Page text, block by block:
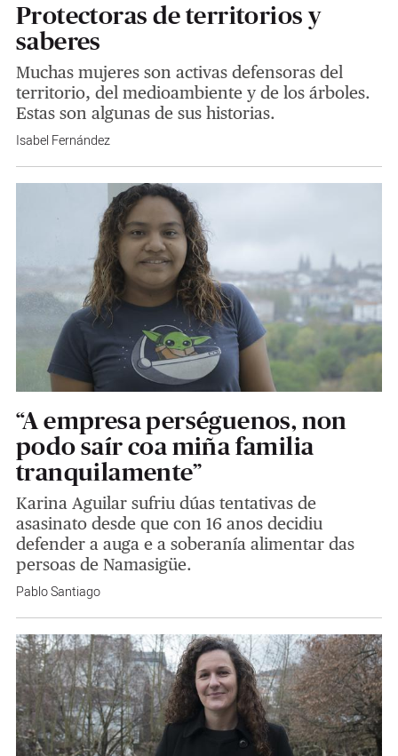
Protectoras de territorios y
saberes
Muchas mujeres son activas defensoras del
territorio, del medioambiente y de los árboles.
Estas son algunas de sus historias.
Isabel Fernández
“A empresa perséguenos, non
podo saír coa miña familia
tranquilamente”
Karina Aguilar sufriu dúas tentativas de
asasinato desde que con 16 anos decidiu
defender a auga e a soberanía alimentar das
persoas de Namasigüe.
Pablo Santiago